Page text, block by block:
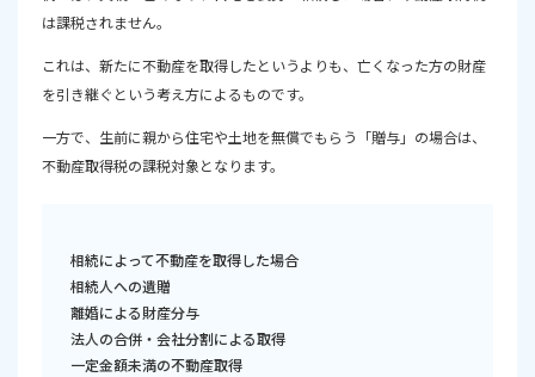
は課税されません。
これは、新たに不動産を取得したというよりも、亡くなった方の財産
を引き継ぐという考え方によるものです。
一方で、生前に親から住宅や土地を無償でもらう「贈与」の場合は、
不動産取得税の課税対象となります。
相続によって不動産を取得した場合
相続人への遺贈
離婚による財産分与
法人の合併・会社分割による取得
一定金額未満の不動産取得